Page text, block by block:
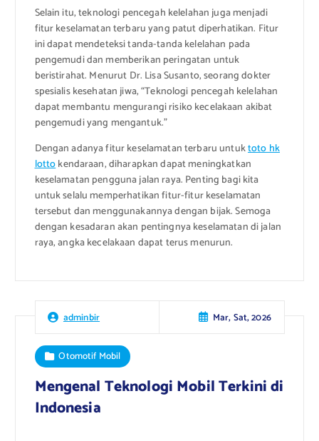
Selain itu, teknologi pencegah kelelahan juga menjadi
fitur keselamatan terbaru yang patut diperhatikan. Fitur
ini dapat mendeteksi tanda-tanda kelelahan pada
pengemudi dan memberikan peringatan untuk
beristirahat. Menurut Dr. Lisa Susanto, seorang dokter
spesialis kesehatan jiwa, “Teknologi pencegah kelelahan
dapat membantu mengurangi risiko kecelakaan akibat
pengemudi yang mengantuk.”
Dengan adanya fitur keselamatan terbaru untuktoto hk
lottokendaraan, diharapkan dapat meningkatkan
keselamatan pengguna jalan raya. Penting bagi kita
untuk selalu memperhatikan fitur-fitur keselamatan
tersebut dan menggunakannya dengan bijak. Semoga
dengan kesadaran akan pentingnya keselamatan di jalan
raya, angka kecelakaan dapat terus menurun.
adminbir Mar, Sat, 2026
Otomotif Mobil
Mengenal Teknologi Mobil Terkini di
Indonesia